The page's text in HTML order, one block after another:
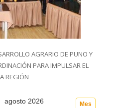
AGRARIO DE PUNO Y
PARA IMPULSAR EL
REGIÓN
Mes
agosto 2026